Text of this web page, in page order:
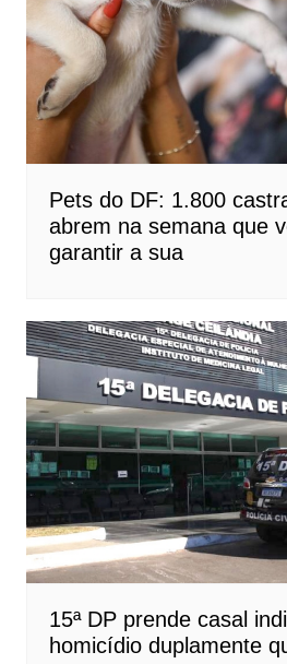
Pets do DF: 1.800
abrem na semana que
garantir a sua
15ª DP prende casal
homicídio duplamente